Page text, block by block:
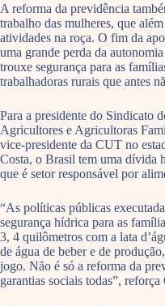
A reforma da previdência
trabalho das mulheres, que
atividades na roça. O fim da
uma grande perda da
trouxe segurança para as
trabalhadoras rurais que antes
Para a presidente do Sindicato
Agricultores e Agricultoras
vice-presidente da CUT no
Costa, o Brasil tem uma dívida
que é setor responsável por
“As políticas públicas
segurança hídrica para as
3, 4 quilômetros com a lata
de água de beber e de
jogo. Não é só a reforma da
garantias sociais todas”, reforça